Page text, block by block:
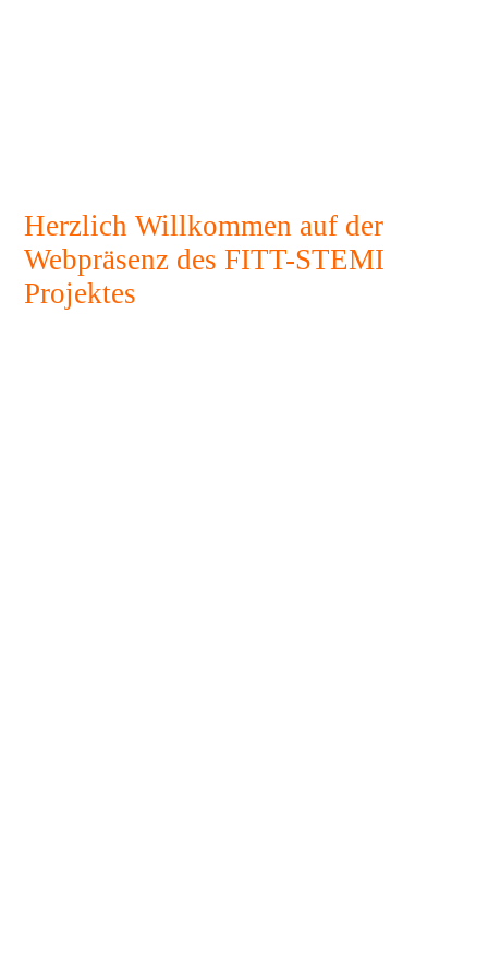
Herzlich Willkommen auf der
Webpräsenz des FITT-STEMI
Projektes